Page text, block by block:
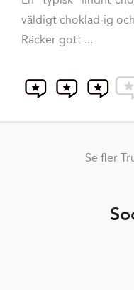
väldigt choklad-ig
Räcker gott ...
Se fler